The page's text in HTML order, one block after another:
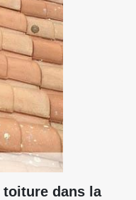
toiture dans la